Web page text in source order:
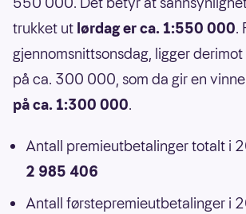
trukket ut lørdag er ca. 1:550 000.
gjennomsnittsonsdag, ligger
på ca. 300 000, som da gir en
på ca. 1:300 000.
Antall premieutbetalinger totalt i
2 985 406
Antall førstepremieutbetalinger i